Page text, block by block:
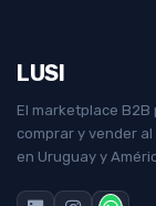
LUSI
El marketplace B2B
comprar y vender
en Uruguay y